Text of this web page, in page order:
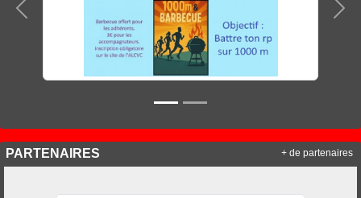
Précedent
PARTENAIRES + de partenaires